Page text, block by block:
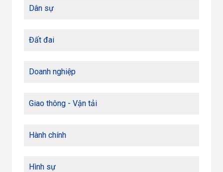
Dân sự
Đất đai
Doanh nghiệp
Giao thông - Vận tải
Hành chính
Hình sự